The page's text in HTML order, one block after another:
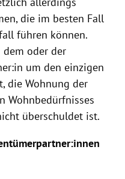
die im besten Fall
führen können.
dem oder der
um den einzigen
die Wohnung der
Wohnbedürfnisses
überschuldet ist.